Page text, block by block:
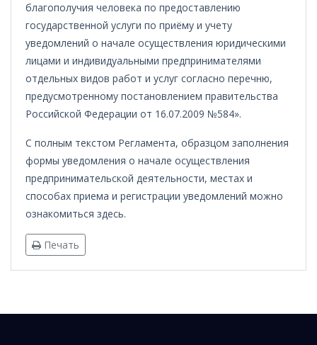
благополучия человека по предоставлению
государственной услуги по приёму и учету
уведомлений о начале осуществления юридическими
лицами и индивидуальными предпринимателями
отдельных видов работ и услуг согласно перечню,
предусмотренному постановлением правительства
Российской Федерации от 16.07.2009 №584».
С полным текстом Регламента, образцом заполнения
формы уведомления о начале осуществления
предпринимательской деятельности, местах и
способах приема и регистрации уведомлений можно
ознакомиться здесь.
Печать